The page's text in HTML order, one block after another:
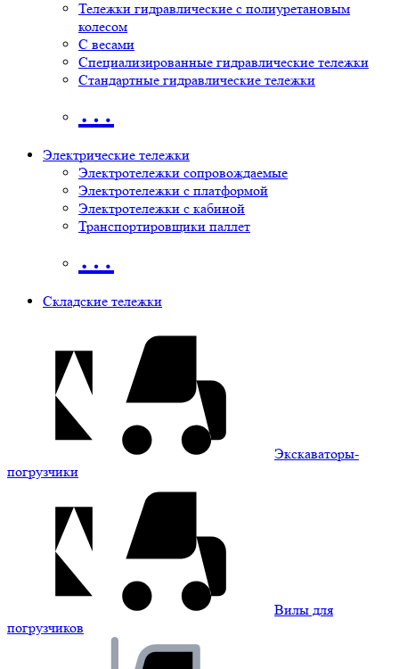
Тележки гидравлические с полиуретановым
колесом
С весами
Специализированные гидравлические тележки
Стандартные гидравлические тележки
…
Электрические тележки
Электротележки сопровождаемые
Электротележки с платформой
Электротележки с кабиной
Транспортировщики паллет
…
Складские тележки
Экскаваторы-
погрузчики
Вилы для
погрузчиков